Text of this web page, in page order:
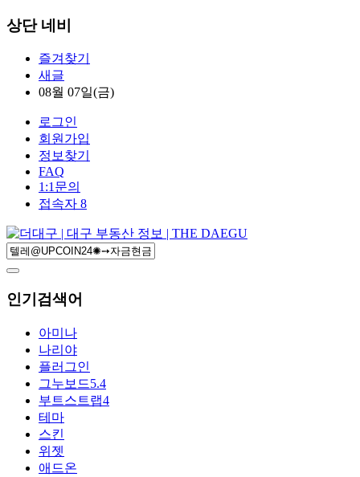
상단 네비
즐겨찾기
새글
08월 07일(금)
로그인
회원가입
정보찾기
FAQ
1:1문의
접속자 8
인기검색어
아미나
나리야
플러그인
그누보드5.4
부트스트랩4
테마
스킨
위젯
애드온